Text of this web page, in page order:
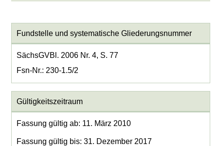
Fundstelle und systematische Gliederungsnummer
SächsGVBl. 2006 Nr. 4, S. 77
Fsn-Nr.: 230-1.5/2
Gültigkeitszeitraum
Fassung gültig ab: 11. März 2010
Fassung gültig bis: 31. Dezember 2017